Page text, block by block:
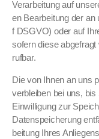
Ver­ar­beitung auf
en Bear­beitung der an
f DSGVO) oder auf
sofern diese
ruf­bar.
Die von Ihnen an uns
verbleiben bei uns,
Ein­willi­gung zur
Daten­spe­icherung
beitung Ihres